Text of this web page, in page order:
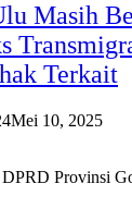
Masih
Terkait
Mei 10, 2025
Provinsi